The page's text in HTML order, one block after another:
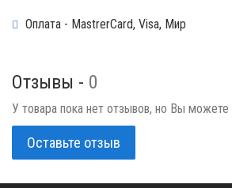
Оплата - MastrerCard, Visa, Мир
Отзывы - 0
У товара пока нет отзывов, но Вы
Оставьте отзыв